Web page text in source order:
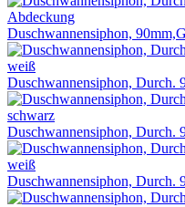
Duschwannensiphon,
Duschwannensiphon, Durch.
Duschwannensiphon, Durch.
Duschwannensiphon, Durch.